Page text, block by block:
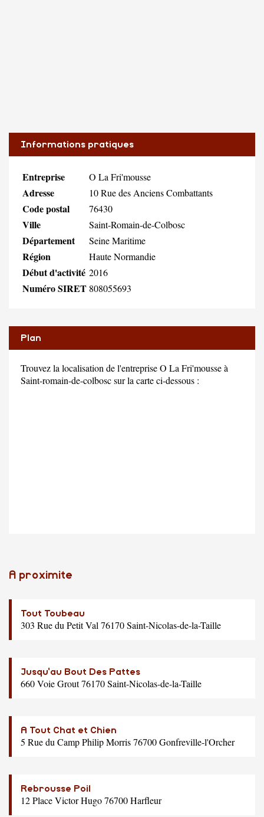
Informations pratiques
Entreprise O La Fri'mousse
Adresse 10 Rue des Anciens Combattants
Code postal 76430
Ville Saint-Romain-de-Colbosc
Département Seine Maritime
Région Haute Normandie
Début d'activité 2016
Numéro SIRET 808055693
Plan
Trouvez la localisation de l'entreprise O La Fri'mousse à
Saint-romain-de-colbosc sur la carte ci-dessous :
A proximite
Tout Toubeau
303 Rue du Petit Val 76170 Saint-Nicolas-de-la-Taille
Jusqu'au Bout Des Pattes
660 Voie Grout 76170 Saint-Nicolas-de-la-Taille
A Tout Chat et Chien
5 Rue du Camp Philip Morris 76700 Gonfreville-l'Orcher
Rebrousse Poil
12 Place Victor Hugo 76700 Harfleur